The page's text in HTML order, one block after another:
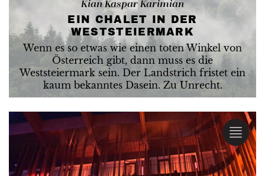
Kian Kaspar Karimian
EIN CHALET IN DER
WESTSTEIERMARK
Wenn es so etwas wie einen toten Winkel von
Österreich gibt, dann muss es die
Weststeiermark sein. Der Landstrich fristet ein
kaum bekanntes Dasein. Zu Unrecht.